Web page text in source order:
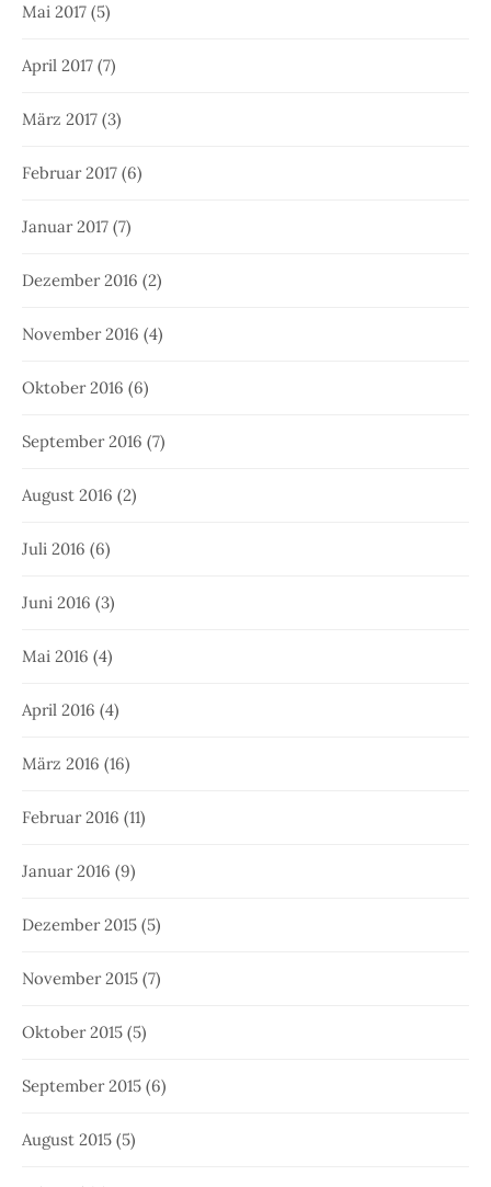
Mai 2017 (5)
April 2017 (7)
März 2017 (3)
Februar 2017 (6)
Januar 2017 (7)
Dezember 2016 (2)
November 2016 (4)
Oktober 2016 (6)
September 2016 (7)
August 2016 (2)
Juli 2016 (6)
Juni 2016 (3)
Mai 2016 (4)
April 2016 (4)
März 2016 (16)
Februar 2016 (11)
Januar 2016 (9)
Dezember 2015 (5)
November 2015 (7)
Oktober 2015 (5)
September 2015 (6)
August 2015 (5)